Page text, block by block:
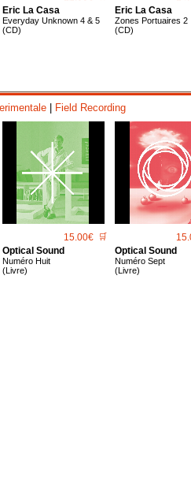
Eric La Casa
Everyday Unknown 4 & 5
(CD)
Eric La Casa
Zones Portuaires 2
(CD)
| Field Recording
15.00€ 🛒
Optical Sound
Numéro Huit
(Livre)
Optical Sound
Numéro Sept
(Livre)